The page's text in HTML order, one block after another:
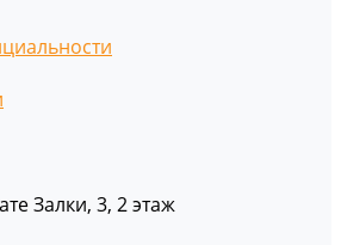
Залки, 3, 2 этаж